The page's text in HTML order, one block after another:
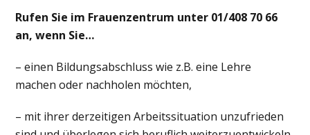
Rufen Sie im Frauenzentrum unter 01/408 70 66
an, wenn Sie…
– einen Bildungsabschluss wie z.B. eine Lehre
machen oder nachholen möchten,
– mit ihrer derzeitigen Arbeitssituation unzufrieden